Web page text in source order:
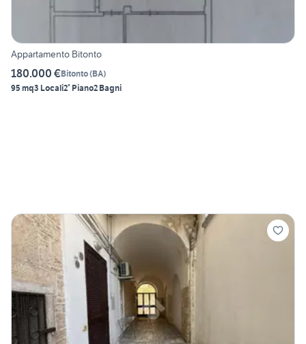
Appartamento Bitonto
180.000 €Bitonto(BA)
95 mq3 Locali2° Piano2 Bagni